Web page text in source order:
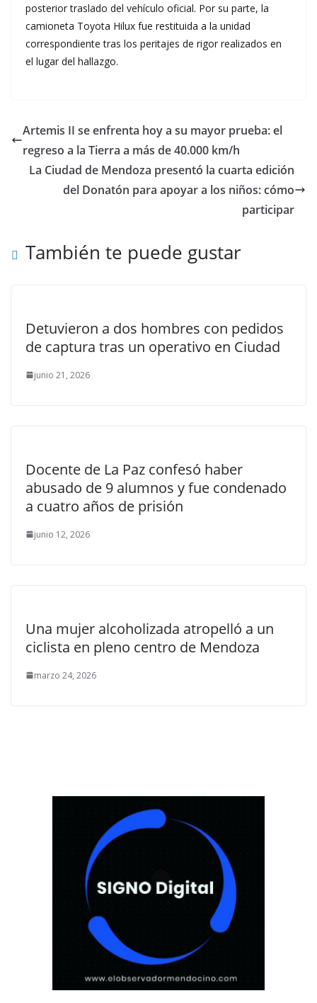
posterior traslado del vehículo oficial. Por su parte, la
camioneta Toyota Hilux fue restituida a la unidad
correspondiente tras los peritajes de rigor realizados en
el lugar del hallazgo.
Artemis II se enfrenta hoy a su mayor prueba: el
regreso a la Tierra a más de 40.000 km/h
La Ciudad de Mendoza presentó la cuarta edición
del Donatón para apoyar a los niños: cómo
participar
También te puede gustar
Detuvieron a dos hombres con pedidos
de captura tras un operativo en Ciudad
junio 21, 2026
Docente de La Paz confesó haber
abusado de 9 alumnos y fue condenado
a cuatro años de prisión
junio 12, 2026
Una mujer alcoholizada atropelló a un
ciclista en pleno centro de Mendoza
marzo 24, 2026